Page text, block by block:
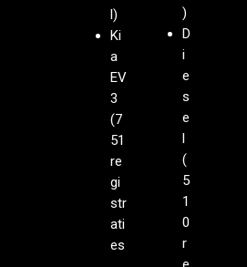
l)
Ki
a
EV
3
(7
51
re
gi
str
ati
es
)
D
i
e
s
e
l
(
5
1
0
r